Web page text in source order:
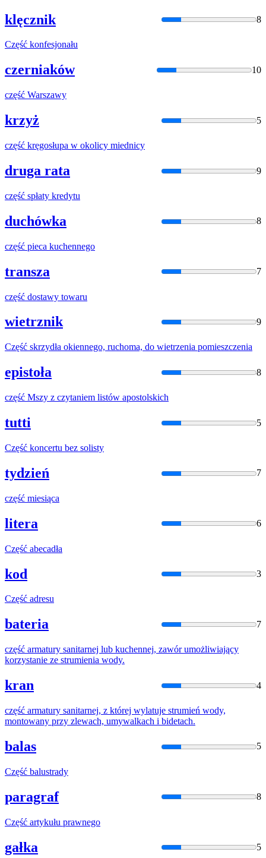
klęcznik 8
Część konfesjonału
czerniaków 10
część Warszawy
krzyż 5
część kręgosłupa w okolicy miednicy
druga rata 9
część spłaty kredytu
duchówka 8
część pieca kuchennego
transza 7
część dostawy towaru
wietrznik 9
Część skrzydła okiennego, ruchoma, do wietrzenia pomieszczenia
epistoła 8
część Mszy z czytaniem listów apostolskich
tutti 5
Część koncertu bez solisty
tydzień 7
część miesiąca
litera 6
Część abecadła
kod 3
Część adresu
bateria 7
część armatury sanitarnej lub kuchennej, zawór umożliwiający
korzystanie ze strumienia wody.
kran 4
część armatury sanitarnej, z której wylatuje strumień wody,
montowany przy zlewach, umywalkach i bidetach.
balas 5
Część balustrady
paragraf 8
Część artykułu prawnego
gałka 5